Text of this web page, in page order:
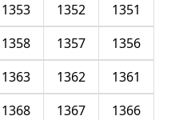
1351
1352
1353
1356
1357
1358
1361
1362
1363
1366
1367
1368